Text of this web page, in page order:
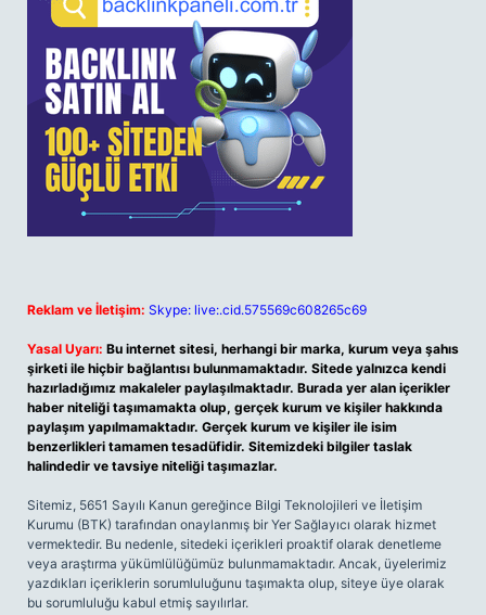
Reklam ve İletişim: Skype: live:.cid.575569c608265c69
Yasal Uyarı: Bu internet sitesi, herhangi bir marka, kurum veya şahıs
şirketi ile hiçbir bağlantısı bulunmamaktadır. Sitede yalnızca kendi
hazırladığımız makaleler paylaşılmaktadır. Burada yer alan içerikler
haber niteliği taşımamakta olup, gerçek kurum ve kişiler hakkında
paylaşım yapılmamaktadır. Gerçek kurum ve kişiler ile isim
benzerlikleri tamamen tesadüfidir. Sitemizdeki bilgiler taslak
halindedir ve tavsiye niteliği taşımazlar.
Sitemiz, 5651 Sayılı Kanun gereğince Bilgi Teknolojileri ve İletişim
Kurumu (BTK) tarafından onaylanmış bir Yer Sağlayıcı olarak hizmet
vermektedir. Bu nedenle, sitedeki içerikleri proaktif olarak denetleme
veya araştırma yükümlülüğümüz bulunmamaktadır. Ancak, üyelerimiz
yazdıkları içeriklerin sorumluluğunu taşımakta olup, siteye üye olarak
bu sorumluluğu kabul etmiş sayılırlar.